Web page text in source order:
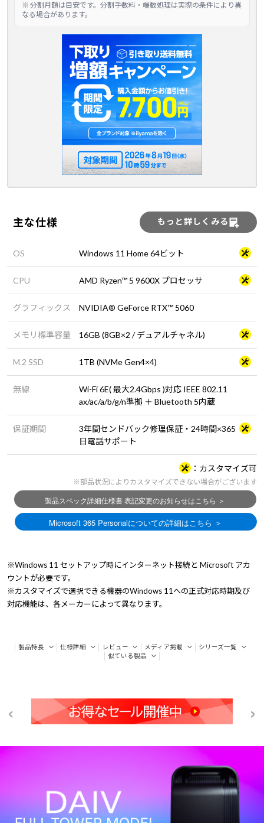
※ 分割月額は目安です。分割手数料・端数処理は実際の条件により異
なる場合があります。
主な仕様 もっと詳しくみる
OS Windows 11 Home 64ビット
CPU AMD Ryzen™ 5 9600X プロセッサ
グラフィックス NVIDIA® GeForce RTX™ 5060
メモリ標準容量 16GB (8GB×2 / デュアルチャネル)
M.2 SSD 1TB (NVMe Gen4×4)
無線
Wi-Fi 6E( 最大2.4Gbps )対応 IEEE 802.11
ax/ac/a/b/g/n準拠 ＋ Bluetooth 5内蔵
保証期間
3年間センドバック修理保証・24時間×365
日電話サポート
カスタマイズ可
※部品状況によりカスタマイズできない場合がございます
※Windows 11 セットアップ時にインターネット接続と Microsoft アカ
ウントが必要です。
※カスタマイズで選択できる機器のWindows 11への正式対応時期及び
対応機能は、各メーカーによって異なります。
製品特長 仕様詳細 レビュー メディア掲載
シリーズ一覧
似ている製品